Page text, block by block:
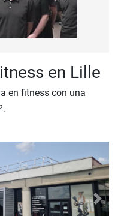
en Lille
en fitness con una
Next